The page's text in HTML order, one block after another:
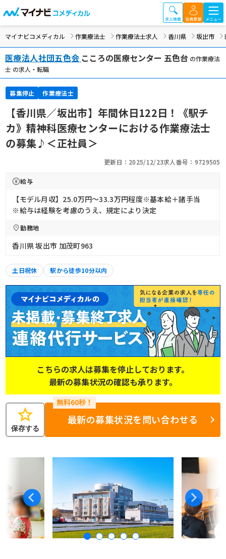
マイナビコメディカル 作業療法士 作業療法士求人 香川県 坂出市
医療法人社団五色会 こころの医療センター 五色台 の作業療法
士 の求人・転職
募集停止 作業療法士
【香川県／坂出市】年間休日122日！《駅チ
カ》精神科医療センターにおける作業療法士
の募集♪＜正社員＞
更新日：2025/12/23求人番号：9729505
給与
【モデル月収】25.0万円〜33.3万円程度※基本給＋諸手当
※給与は経験を考慮のうえ、規定により決定
勤務地
香川県 坂出市 加茂町963
土日祝休 駅から徒歩10分以内
こちらの求人は募集を停止しております。
最新の募集状況の確認も承ります。
star
保存する
最新の募集状況を問い合わせる